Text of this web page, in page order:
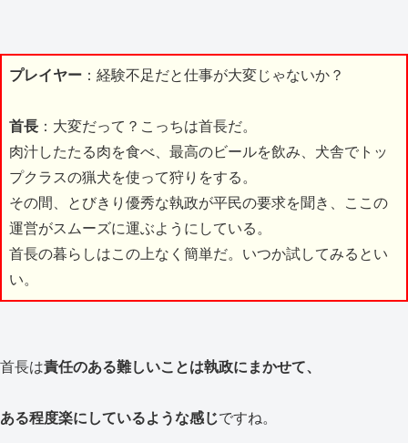
プレイヤー ：経験不足だと仕事が大変じゃないか？
首長 ：大変だって？こっちは首長だ。
肉汁したたる肉を食べ、最高のビールを飲み、犬舎でトッ
プクラスの猟犬を使って狩りをする。
その間、とびきり優秀な執政が平民の要求を聞き、ここの
運営がスムーズに運ぶようにしている。
首長の暮らしはこの上なく簡単だ。いつか試してみるとい
い。
首長は責任のある難しいことは執政にまかせて、
ある程度楽にしているような感じですね。